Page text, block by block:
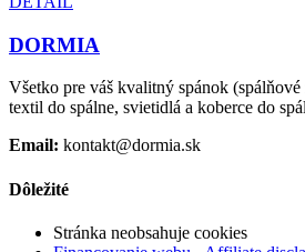
DORMIA
Všetko pre váš kvalitný spánok
textil do spálne, svietidlá a koberce do
Email: kontakt@dormia.sk
Dôležité
Stránka neobsahuje cookies